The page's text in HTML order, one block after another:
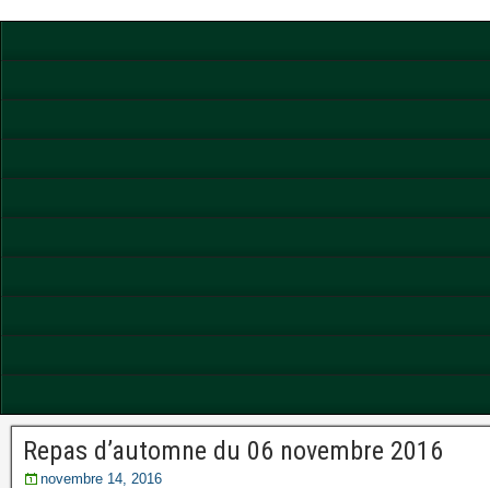
Repas d’automne du 06 novembre 2016
novembre 14, 2016